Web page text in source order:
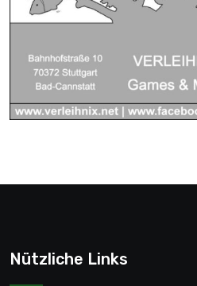
Nützliche Links